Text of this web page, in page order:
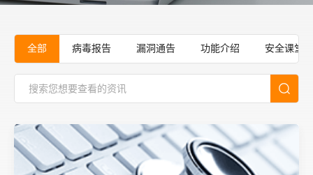
全部 病毒报告 漏洞通告 功能介绍 安全课堂